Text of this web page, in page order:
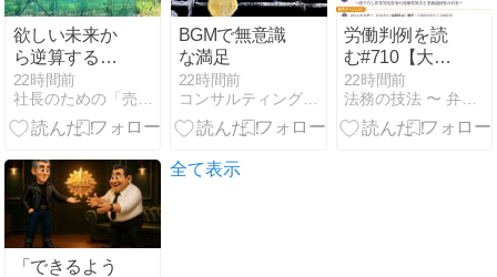
欲しい未来か
ら逆算する
【ナラティブ
仕事術】
22時間前
社長のための「売れる文章」と「儲かる仕組み」
BGMで無意識
な満足
22時間前
コンサルティングオフィス服部
労働判例を読
む#710【大栄
青果事件】労
判1332.86
22時間前
法務の技法 〜 弁護士 芦原一郎
「できるよう
全て表示